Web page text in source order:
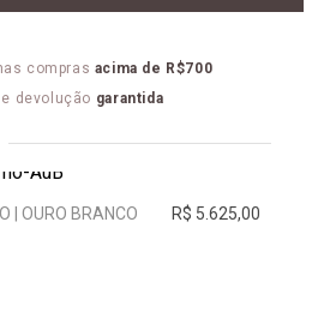
compras acima de R$700
devolução garantida
| OURO BRANCO R$ 5.625,00